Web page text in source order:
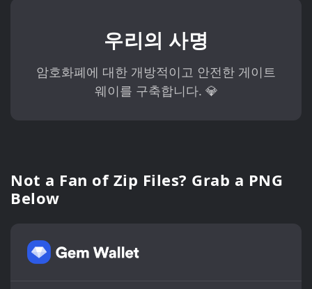
우리의 사명
암호화폐에 대한 개방적이고 안전한 게이트
웨이를 구축합니다. 💎
Not a Fan of Zip Files? Grab a PNG
Below